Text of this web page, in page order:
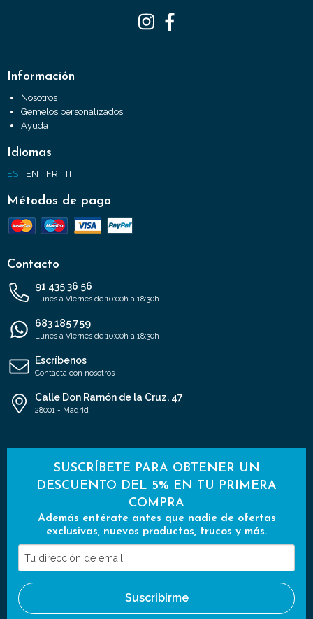
Información
Nosotros
Gemelos personalizados
Ayuda
Idiomas
ES EN FR IT
Métodos de pago
Contacto
91 435 36 56
Lunes a Viernes de 10:00h a 18:30h
683 185 759
Lunes a Viernes de 10:00h a 18:30h
Escríbenos
Contacta con nosotros
Calle Don Ramón de la Cruz, 47
28001 - Madrid
SUSCRÍBETE PARA OBTENER UN
DESCUENTO DEL 5% EN TU PRIMERA
COMPRA
Además entérate antes que nadie de ofertas
exclusivas, nuevos productos, trucos y más.
Tu
dirección
de
email
Suscribirme